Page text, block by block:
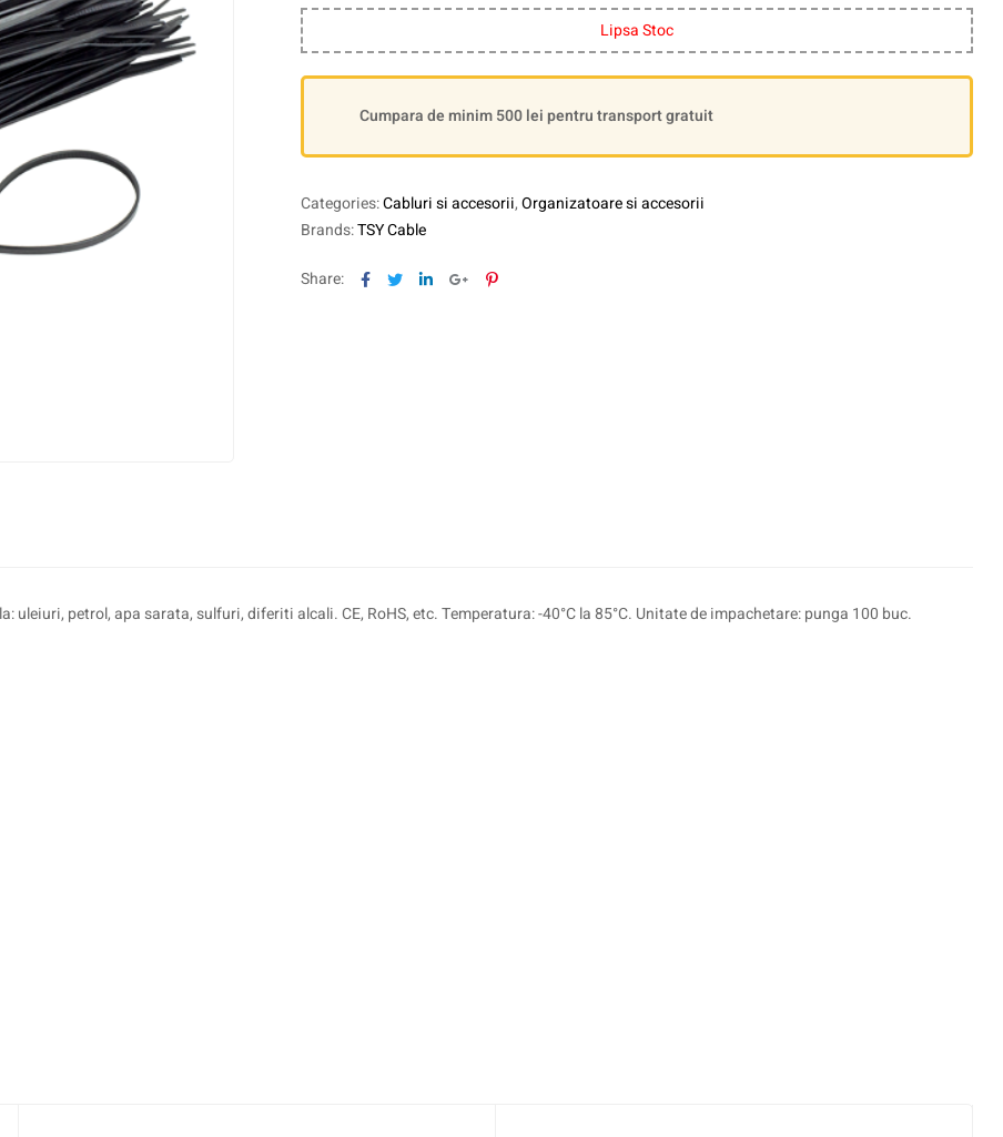
Lipsa Stoc
Cumpara de minim 500 lei pentru transport gratuit
Categories:Cabluri si accesorii,Organizatoare si accesorii
Brands:TSY Cable
Share: Facebook
TwitterLinkedinGoogle+Pinterest
uleiuri, petrol, apa sarata, sulfuri, diferiti alcali. CE, RoHS, etc. Temperatura: -40°C la 85°C. Unitate de impachetare: punga 100 buc.